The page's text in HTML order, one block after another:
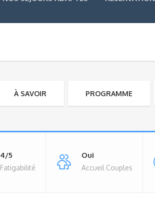
À SAVOIR PROGRAMME
4/5
Fatigabilité
Oui
Accueil Couples